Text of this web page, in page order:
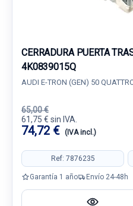
CERRADURA PUERTA
4K0839015Q
AUDI E-TRON (GEN) 50
65,00 €
61,75 € sin IVA.
74,72 € (IVA incl.)
Ref: 7876235
Garantía 1 año Envío 24-48h